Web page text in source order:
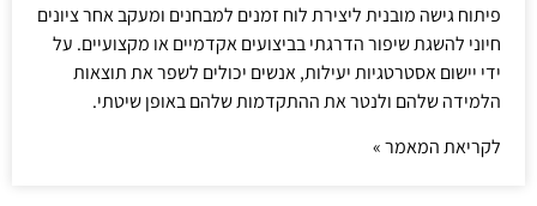
פיתוח גישה מובנית ליצירת לוח זמנים למבחנים ומעקב אחר ציונים
חיוני להשגת שיפור הדרגתי בביצועים אקדמיים או מקצועיים. על
ידי יישום אסטרטגיות יעילות, אנשים יכולים לשפר את תוצאות
הלמידה שלהם ולנטר את ההתקדמות שלהם באופן שיטתי.
לקריאת המאמר »